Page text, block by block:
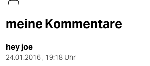
kultur
sport
meine Kommentare
hey joe
24.01.2016 , 19:18 Uhr